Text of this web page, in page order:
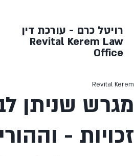
רויטל כרם - עורכת דין
Revital Kerem Law
Office
מגרש שניתן
זכויות -
Revital Kerem